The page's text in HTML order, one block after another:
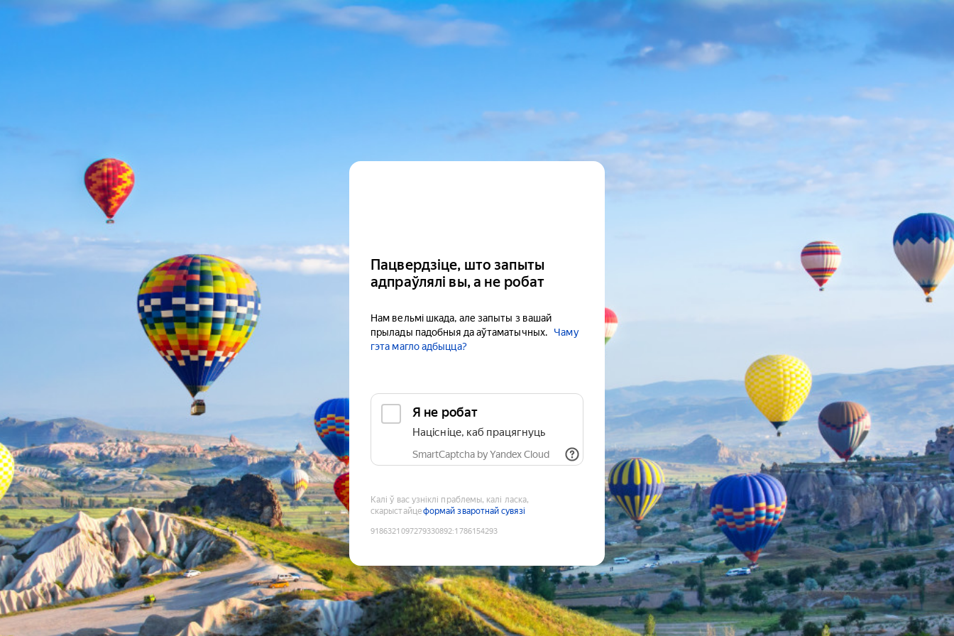
Пацвердзіце, што запыты
адпраўлялі вы, а не робат
Нам вельмі шкада, але запыты з вашай
прылады падобныя да аўтаматычных.
Чаму
гэта магло адбыцца?
Я не робат
Націсніце, каб працягнуць
SmartCaptcha by Yandex Cloud
Калі ў вас узніклі праблемы, калі ласка,
скарыстайцеформай зваротнай сувязі
9186321097279330892:1786154293